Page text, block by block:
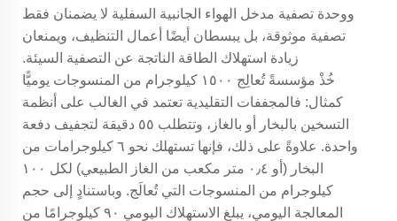
ووحدة تصفية مدخل الهواء الجانبية السفلية لا يضمنان فقط
تصفية موثوقة، بل يبسطان أيضًا أعمال التنظيف، ويمنعان
زيادة استهلاك الطاقة الناتجة عن التصفية السيئة.
خُذْ مؤسسةً تُعالِج ١٥٠٠ كيلوجرام من المنسوجات يوميًّا
كمثال: فالمجففات التقليدية تعتمد في الغالب على أنظمة
التسخين بالبخار أو بالغاز، وتتطلب ٥٥ دقيقة لتجفيف دفعة
واحدة. علاوةً على ذلك، فإنها تستهلك نحو ٦ كيلوجرامات من
البخار (أو ٠٫٤ متر مكعب من الغاز الطبيعي) لكل ١٠٠
كيلوجرام من المنسوجات التي تُعالَج. وباستنادٍ إلى حجم
المعالجة اليومي، يبلغ الاستهلاك اليومي ٩٠ كيلوجرامًا من